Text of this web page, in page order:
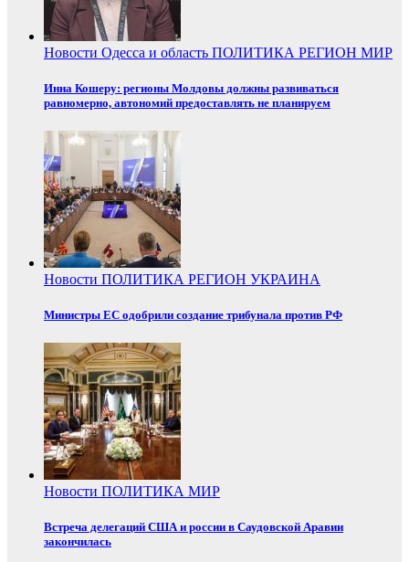
Новости Одесса и область ПОЛИТИКА РЕГИОН МИР
Инна Кошеру: регионы Молдовы должны развиваться
равномерно, автономий предоставлять не планируем
Новости ПОЛИТИКА РЕГИОН УКРАИНА
Министры ЕС одобрили создание трибунала против РФ
Новости ПОЛИТИКА МИР
Встреча делегаций США и россии в Саудовской Аравии
закончилась